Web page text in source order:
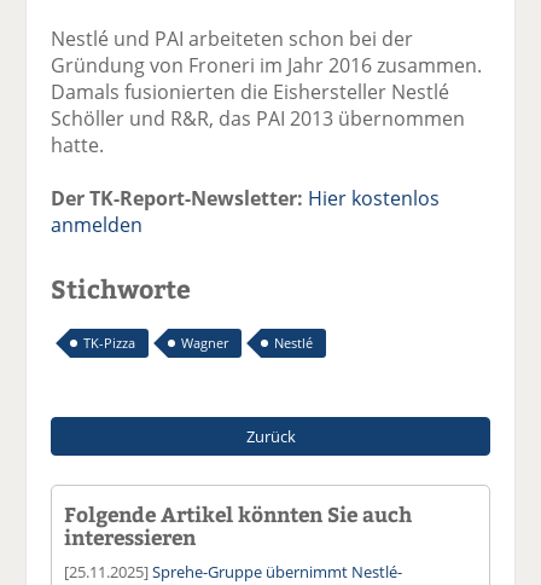
Nestlé und PAI arbeiteten schon bei der
Gründung von Froneri im Jahr 2016 zusammen.
Damals fusionierten die Eishersteller Nestlé
Schöller und R&R, das PAI 2013 übernommen
hatte.
Der TK-Report-Newsletter: Hier kostenlos
anmelden
Stichworte
TK-Pizza Wagner Nestlé
Zurück
Folgende Artikel könnten Sie auch
interessieren
[25.11.2025]Sprehe-Gruppe übernimmt Nestlé-